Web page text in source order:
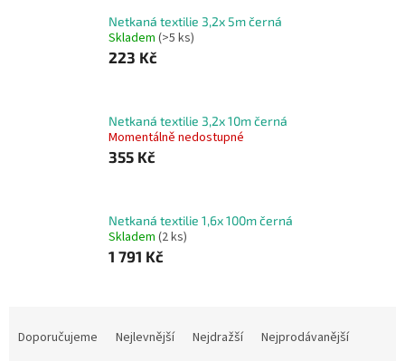
Netkaná textilie 3,2x 5m černá
Skladem (>5 ks)
223 Kč
Netkaná textilie 3,2x 10m černá
Momentálně nedostupné
355 Kč
Netkaná textilie 1,6x 100m černá
Skladem (2 ks)
1 791 Kč
Doporučujeme Nejlevnější Nejdražší
Nejprodávanější